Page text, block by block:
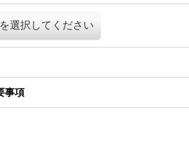
を選択してください
事項